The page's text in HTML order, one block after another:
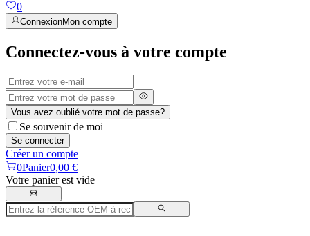
0
ConnexionMon compte
Connectez-vous à votre compte
Vous avez oublié votre mot de passe?
Se souvenir de moi
Se connecter
Créer un compte
0Panier0,00 €
Votre panier est vide